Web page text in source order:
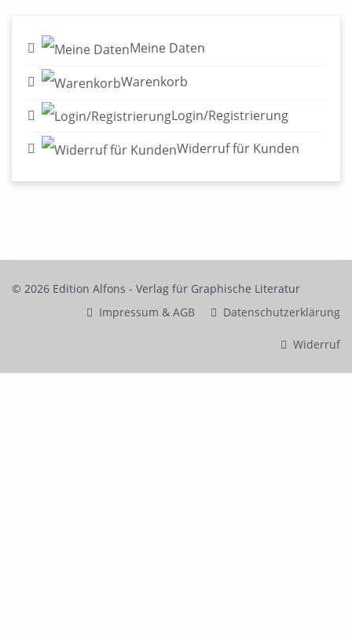
Meine Daten
Warenkorb
Login/Registrierung
Widerruf für Kunden
© 2026 Edition Alfons - Verlag für Graphische Literatur
Impressum & AGB
Datenschutzerklärung
Widerruf